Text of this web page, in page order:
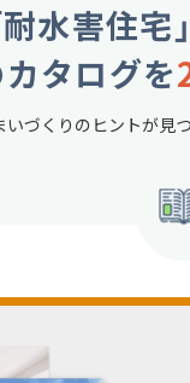
耐水害住宅
タログを
いづくりのヒントが見